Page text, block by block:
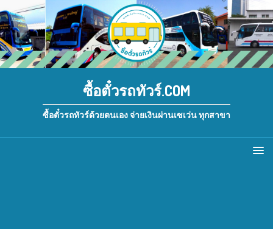
ซื้อตั๋วรถทัวร์.COM
ซื้อตั๋วรถทัวร์ด้วยตนเอง จ่ายเงินผ่านเซเว่น ทุกสาขา